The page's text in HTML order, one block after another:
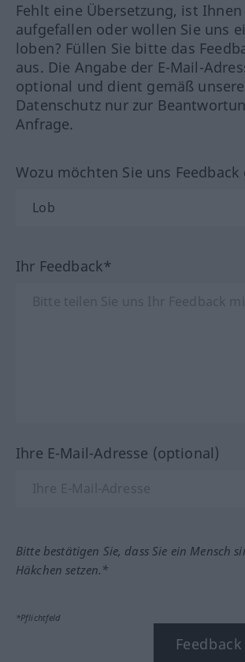
Fehlt eine Übersetzung, ist
aufgefallen oder wollen Sie uns
loben? Füllen Sie bitte das
aus. Die Angabe der E-Mail-
optional und dient gemäß
Datenschutz nur zur
Anfrage.
Wozu möchten Sie uns
Ihr Feedback*
Ihre E-Mail-Adresse (optional)
Bitte bestätigen Sie, dass Sie ein Mensch
Häkchen setzen.*
*Pflichtfeld